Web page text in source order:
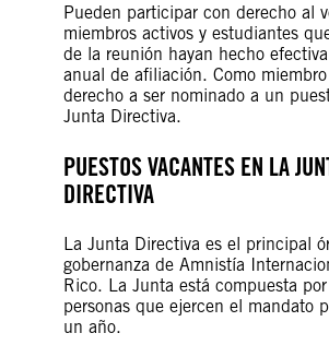
Pueden participar con derecho al
miembros activos y estudiantes
de la reunión hayan hecho
anual de afiliación. Como
derecho a ser nominado a un
Junta Directiva.
PUESTOS VACANTES EN LA
DIRECTIVA
La Junta Directiva es el principal
gobernanza de Amnistía
Rico. La Junta está compuesta
personas que ejercen el mandato
un año.